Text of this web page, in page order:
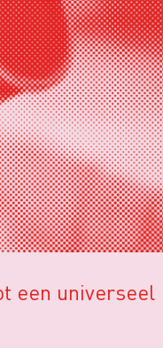
een universeel